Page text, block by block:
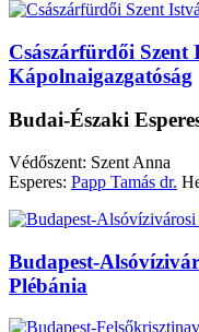
Császárfürdői
Kápolnaigazgatóság
Budai-Északi
Védőszent: Szent Anna
Esperes: Papp Tamás dr.
Budapest-
Plébánia